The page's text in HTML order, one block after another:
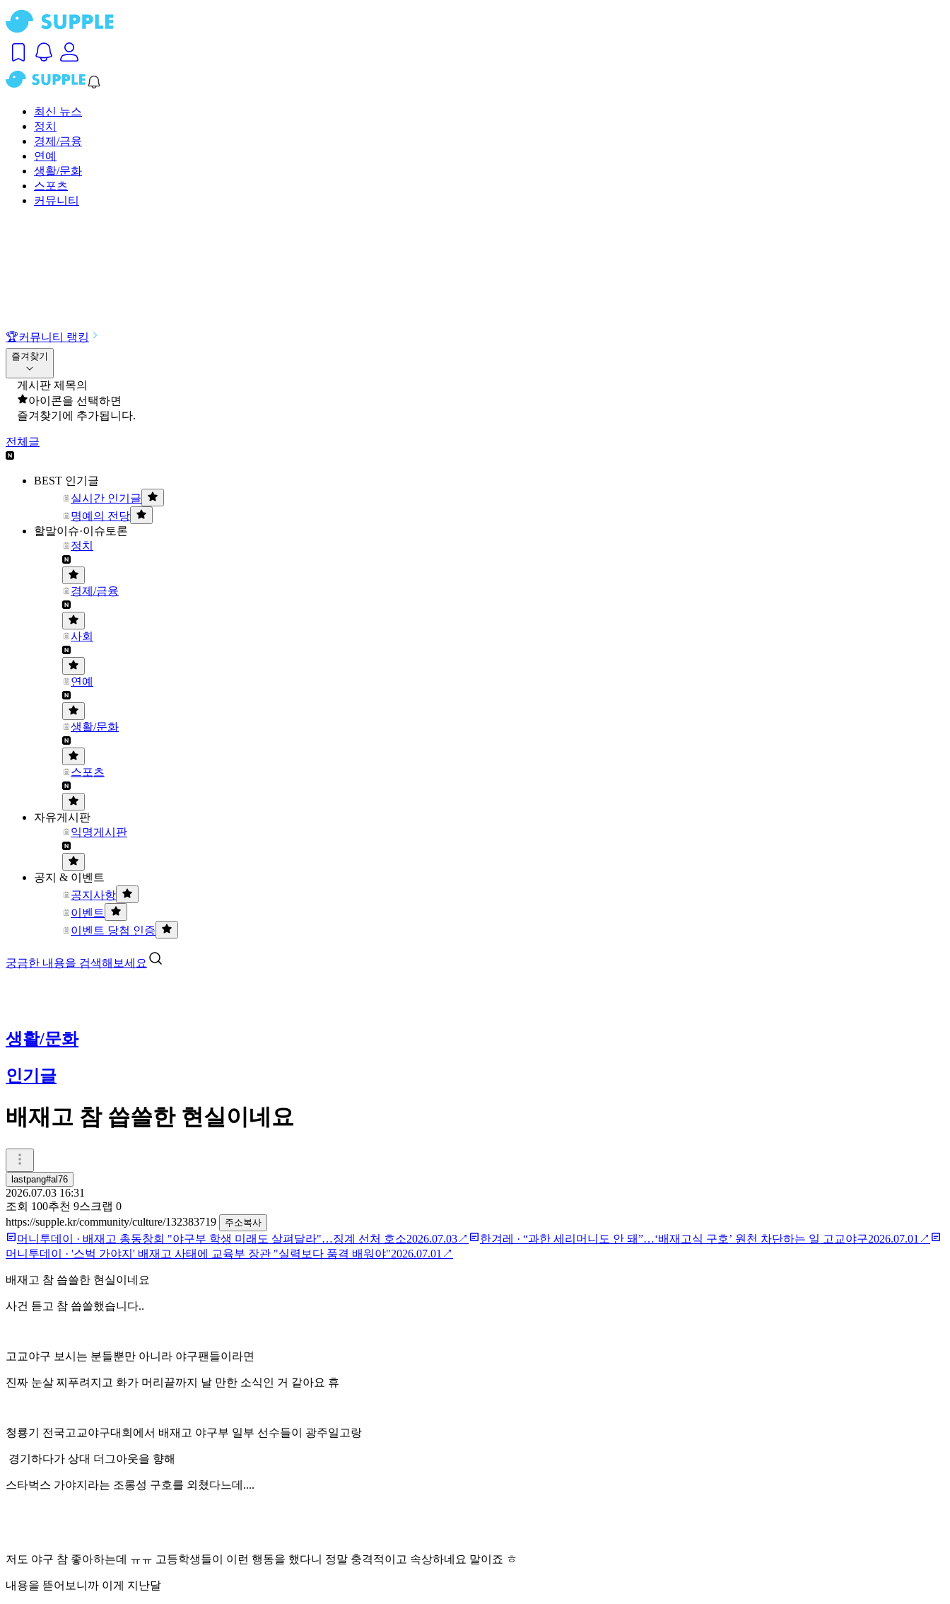
최신 뉴스
정치
경제/금융
연예
생활/문화
스포츠
커뮤니티
🏆커뮤니티 랭킹
즐겨찾기
게시판 제목의
아이콘을 선택하면
즐겨찾기에 추가됩니다.
전체글
BEST 인기글
실시간 인기글
명예의 전당
할말이슈·이슈토론
정치
경제/금융
사회
연예
생활/문화
스포츠
자유게시판
익명게시판
공지 & 이벤트
공지사항
이벤트
이벤트 당첨 인증
궁금한 내용을 검색해보세요
생활/문화
인기글
배재고 참 씁쓸한 현실이네요
lastpang#al76
2026.07.03 16:31
조회 100추천 9스크랩 0
https://supple.kr/community/culture/132383719
주소복사
머니투데이 · 배재고 총동창회 "야구부 학생 미래도 살펴달라"…징계 선처 호소2026.07.03↗ 한겨레 · “과한 세리머니도 안 돼”…‘배재고식 구호’ 원천 차단하는 일 고교야구2026.07.01 ↗
머니투데이
· '스벅 가야지' 배재고 사태에 교육부 장관 "실력보다 품격 배워야"2026.07.01 ↗
배재고 참 씁쓸한 현실이네요
사건 듣고 참 씁쓸했습니다..
고교야구 보시는 분들뿐만 아니라 야구팬들이라면
진짜 눈살 찌푸려지고 화가 머리끝까지 날 만한 소식인 거 같아요 휴
청룡기 전국고교야구대회에서 배재고 야구부 일부 선수들이 광주일고랑
경기하다가 상대 더그아웃을 향해
스타벅스 가야지라는 조롱성 구호를 외쳤다느데....
저도 야구 참 좋아하는데 ㅠㅠ 고등학생들이 이런 행동을 했다니 정말 충격적이고 속상하네요 말이죠 ㅎ
내용을 뜯어보니까 이게 지난달